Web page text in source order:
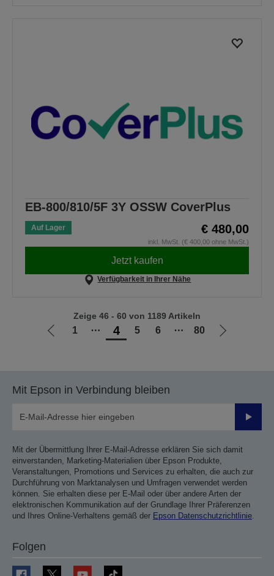
EB-800/810/5F 3Y OSSW CoverPlus
Auf Lager € 480,00
inkl. MwSt. (€ 400,00 ohne MwSt.)
Jetzt kaufen
Verfügbarkeit in Ihrer Nähe
Zur
1 ⋯ 4 5 6 ⋯ 80
Zur
Zeige 46 - 60 von 1189 Artikeln
Mit Epson in Verbindung bleiben
Mit der Übermittlung Ihrer E-Mail-Adresse erklären Sie sich damit
einverstanden, Marketing-Materialien über Epson Produkte,
Veranstaltungen, Promotions und Services zu erhalten, die auch zur
Durchführung von Marktanalysen und Umfragen verwendet werden
können. Sie erhalten diese per E-Mail oder über andere Arten der
elektronischen Kommunikation auf der Grundlage Ihrer Präferenzen
und Ihres Online-Verhaltens gemäß der Epson Datenschutzrichtlinie.
Folgen